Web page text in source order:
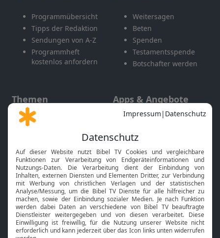
Programmübersicht
Tipps der Redaktion
Sendungen von A-Z
Programmheft
kostenlos anfordern
Weitersagen
Beten
Spenden
Testamentsspende
Botschafter werden
Themen
Gott und Bibel erklärt
Neuigkeiten
Apps & Angebote
Mobile App
Smart TV
HbbTV
Bibelthek Online-Bibel
Nächster Gottesdienst
Bibel TV Service